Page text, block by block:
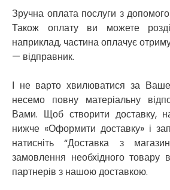
Зручна оплата послуги з
Також оплату ви можете
наприклад, частина оплачує
— відправник.
І не варто хвилюватися за
несемо повну матеріальну
Вами. Щоб створити доставку,
нижче «Оформити доставку» і
натисніть “Доставка з
замовлення необхідного товару
партнерів з нашою доставкою.
Петропавлівська Борщагівка
Підгородне
Погреби
Покров
Прилуки
Путивль
П’ятихатки
Роздільна
Рені
Решетилівка
Ромни